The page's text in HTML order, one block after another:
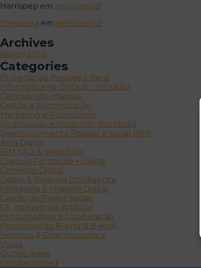
Harrispep em Hello world!
Yorkaxora em Hello world!
Archives
Março 2026
Categories
Proteção de Pessoas e Bens
Informática na Ótica do Utilizador
Ciências Informáticas
Gestão e Administração
Marketing e Publicidade
Audiovisuais e Produção dos Media
Desenvolvimento Pessoal e Social (RH)
Área Digital
BIM CAD & SketchUp
Cheque Formação + Digital
Comércio Digital
Dados & Business Intelligence
Fotografia & Imagem Digital
Gestão de Redes Sociais
I.A. Inteligência Artificial
Produtividade e Colaboração
Programação (F-end & B-end)
Sistemas & Cibersegurança
Vídeo
Outras Áreas
Uncategorized